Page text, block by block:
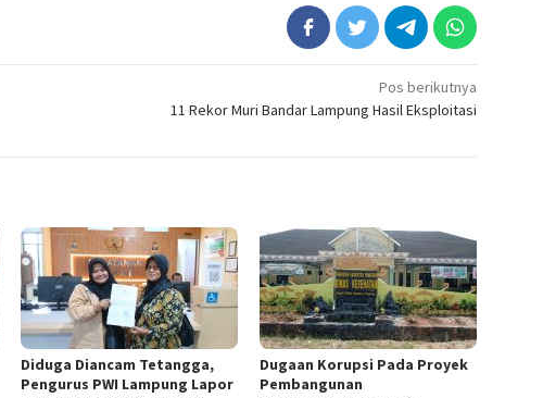
Pos berikutnya
11 Rekor Muri Bandar Lampung Hasil Eksploitasi
Diduga Diancam Tetangga,
Pengurus PWI Lampung Lapor
Dugaan Korupsi Pada Proyek
Pembangunan